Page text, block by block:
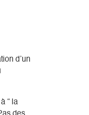
d’un
“ la